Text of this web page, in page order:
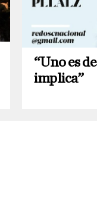
“Uno es
implica”